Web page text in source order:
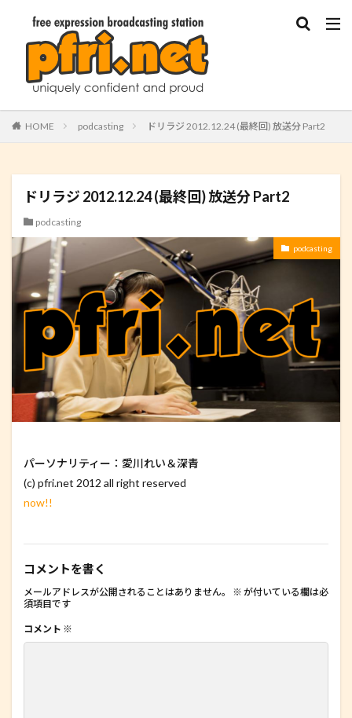
HOME podcasting ドリラジ 2012.12.24 (最終回) 放送分 Part2
ドリラジ 2012.12.24 (最終回) 放送分 Part2
podcasting
podcasting
パーソナリティー：愛川れい＆深青
(c) pfri.net 2012 all right reserved
now!!
コメントを書く
メールアドレスが公開されることはありません。 ※ が付いている欄は必
須項目です
コメント ※